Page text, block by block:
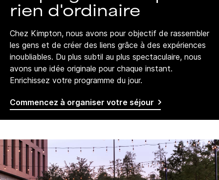
rien d'ordinaire
Chez Kimpton, nous avons pour objectif de rassembler
les gens et de créer des liens grâce à des expériences
inoubliables. Du plus subtil au plus spectaculaire, nous
avons une idée originale pour chaque instant.
Enrichissez votre programme du jour.
Commencez à organiser votre séjour